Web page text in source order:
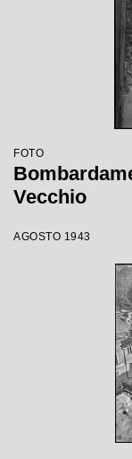
FOTO
Vecchio
AGOSTO 1943